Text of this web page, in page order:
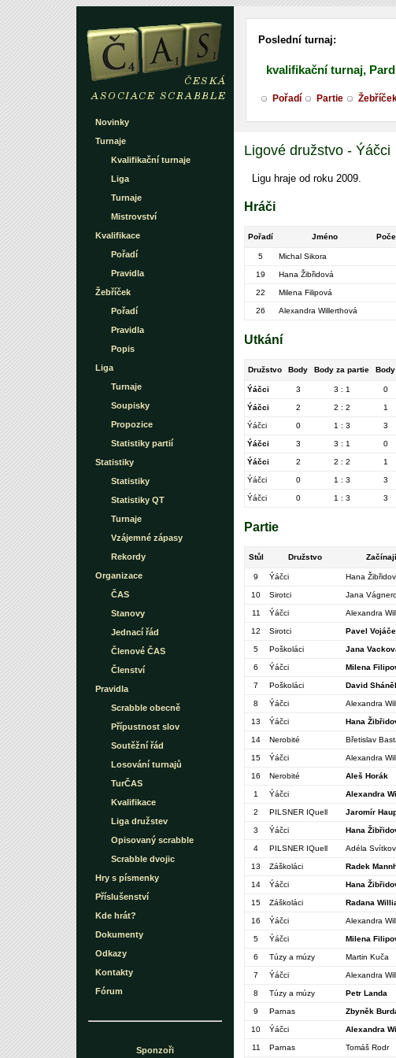
Novinky
Turnaje
Kvalifikační turnaje
Liga
Turnaje
Mistrovství
Kvalifikace
Pořadí
Pravidla
Žebříček
Pořadí
Pravidla
Popis
Liga
Turnaje
Soupisky
Propozice
Statistiky partií
Statistiky
Statistiky
Statistiky QT
Turnaje
Vzájemné zápasy
Rekordy
Organizace
ČAS
Stanovy
Jednací řád
Členové ČAS
Členství
Pravidla
Scrabble obecně
Přípustnost slov
Soutěžní řád
Losování turnajů
TurČAS
Kvalifikace
Liga družstev
Opisovaný scrabble
Scrabble dvojic
Hry s písmenky
Příslušenství
Kde hrát?
Dokumenty
Odkazy
Kontakty
Fórum
Sponzoři
Poslední turnaj:
kvalifikační turnaj,
Pořadí Partie
Ligové družstvo - Ýáčci
Ligu hraje od roku 2009.
Hráči
Pořadí Jméno
5 Michal Sikora
19 Hana Žibřidová
22 Milena Filipová
26 Alexandra Willerthová
Utkání
Družstvo Body Body za partie Body
Ýáčci 3 3 : 1 0
Ýáčci 2 2 : 2 1
Ýáčci 0 1 : 3 3
Ýáčci 3 3 : 1 0
Ýáčci 2 2 : 2 1
Ýáčci 0 1 : 3 3
Ýáčci 0 1 : 3 3
Partie
Stůl Družstvo
9 Ýáčci Hana
10 Sirotci Jana
11 Ýáčci Alexandra
12 Sirotci Pavel
5 Poškoláci Jana
6 Ýáčci Milena
7 Poškoláci David
8 Ýáčci Alexandra
13 Ýáčci Hana
14 Nerobité Břetislav
15 Ýáčci Alexandra
16 Nerobité Aleš Horák
1 Ýáčci Alexandra
2 PILSNER IQuell Jaromír
3 Ýáčci Hana
4 PILSNER IQuell Adéla
13 Záškoláci Radek
14 Ýáčci Hana
15 Záškoláci Radana
16 Ýáčci Alexandra
5 Ýáčci Milena
6 Túzy a múzy Martin Kuča
7 Ýáčci Alexandra
8 Túzy a múzy Petr Landa
9 Parnas Zbyněk
10 Ýáčci Alexandra
11 Parnas Tomáš Rodr